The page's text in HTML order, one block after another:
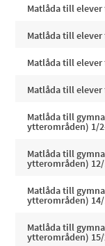
Matlåda till elever
Matlåda till elever
Matlåda till
Matlåda till elever
Matlåda till
ytterområden) 1/
Matlåda till
ytterområden)
Matlåda till
ytterområden)
Matlåda till
ytterområden)